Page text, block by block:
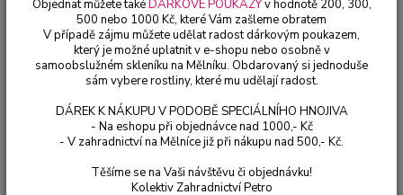
ksObjednat můžete takéDÁRKOVÉ POUKAZYv hodnotě 200, 300,
500 nebo 1000 Kč, které Vám zašleme obratem
V případě zájmu můžete udělat radost dárkovým poukazem,
který je možné uplatnit v e-shopu nebo osobně v
samoobslužném skleníku na Mělníku. Obdarovaný si jednoduše
sám vybere rostliny, které mu udělají radost.
DÁREK K NÁKUPU V PODOBĚ SPECIÁLNÍHO HNOJIVA
- Na eshopu při objednávce nad 1000,- Kč
- V zahradnictví na Mělníce již při nákupu nad 500,- Kč.
Těšíme se na Vaši návštěvu či objednávku!
Kolektiv Zahradnictví Petro